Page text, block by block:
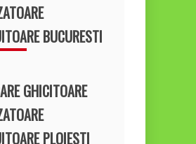
BUCURESTI
GHICITOARE
PLOIESTI